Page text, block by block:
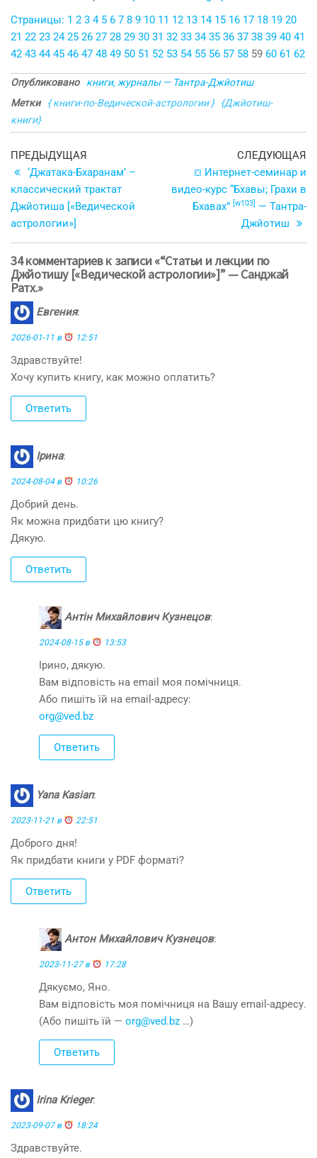
Страницы: 1 2 3 4 5 6 7 8 9 10 11 12 13 14 15 16 17 18 19 20
21 22 23 24 25 26 27 28 29 30 31 32 33 34 35 36 37 38 39 40 41
42 43 44 45 46 47 48 49 50 51 52 53 54 55 56 57 58 59 60 61 62
Опубликовано
книги, журналы — Тантра-Джйотиш
Метки
{ книги-по-Ведической-астрологии }
{Джйотиш-
книги}
Навигация
по
записям
Предыдущая
запись
ПРЕДЫДУЩАЯ
‘Джатака-Бхаранам’ –
классический трактат
Джйотиша [«Ведической
астрологии»]
СЛЕДУЮЩАЯ
⛋ Интернет-семинар и
видео-курс “Бхавы; Грахи в
Бхавах” [w103]
— Тантра-
Джйотиш
34 комментариев к записи «“Статьи и лекции по
Джйотишу [«Ведической астрологии»]” — Санджай
Ратх.»
Евгения:
2026-01-11 в 12:51
Здравствуйте!
Хочу купить книгу, как можно оплатить?
Ответить
Ірина:
2024-08-04 в 10:26
Добрий день.
Як можна придбати цю книгу?
Дякую.
Ответить
Антін Михайлович Кузнецов:
2024-08-15 в 13:53
Ірино, дякую.
Вам відповість на email моя помічниця.
Або пишіть їй на email-адресу:
org@ved.bz
Ответить
Yana Kasian:
2023-11-21 в 22:51
Доброго дня!
Як придбати книги у PDF форматі?
Ответить
Антон Михайлович Кузнецов:
2023-11-27 в 17:28
Дякуємо, Яно.
Вам відповість моя помічниця на Вашу email-адресу.
(Або пишіть їй — org@ved.bz …)
Ответить
Irina Krieger:
2023-09-07 в 18:24
Здравствуйте.